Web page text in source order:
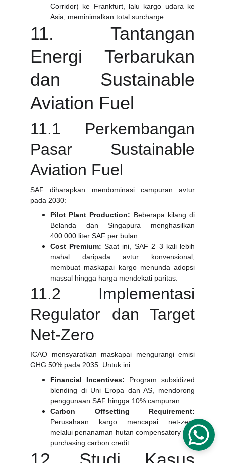
Corridor) ke Frankfurt, lalu kargo udara ke
Asia, meminimalkan total surcharge.
11. Tantangan
Energi Terbarukan
dan Sustainable
Aviation Fuel
11.1 Perkembangan
Pasar Sustainable
Aviation Fuel
SAF diharapkan mendominasi campuran avtur
pada 2030:
Pilot Plant Production: Beberapa kilang di
Belanda dan Singapura menghasilkan
400.000 liter SAF per bulan.
Cost Premium: Saat ini, SAF 2–3 kali lebih
mahal daripada avtur konvensional,
membuat maskapai kargo menunda adopsi
massal hingga harga mendekati paritas.
11.2 Implementasi
Regulator dan Target
Net-Zero
ICAO mensyaratkan maskapai mengurangi emisi
GHG 50% pada 2035. Untuk ini:
Financial Incentives: Program subsidized
blending di Uni Eropa dan AS, mendorong
penggunaan SAF hingga 10% campuran.
Carbon Offsetting Requirement:
Perusahaan kargo mencapai net-zero
melalui penanaman hutan compensatory dan
purchasing carbon credit.